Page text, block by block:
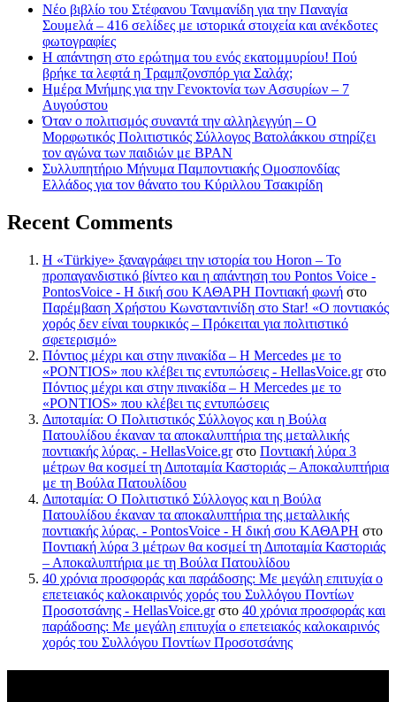
Νέο βιβλίο του Στέφανου Τανιμανίδη για την Παναγία
Σουμελά – 416 σελίδες με ιστορικά στοιχεία και ανέκδοτες
φωτογραφίες
Η απάντηση στο ερώτημα του ενός εκατομμυρίου! Πού
βρήκε τα λεφτά η Τραμπζονσπόρ για Σαλάχ;
Ημέρα Μνήμης για την Γενοκτονία των Ασσυρίων – 7
Αυγούστου
Όταν ο πολιτισμός συναντά την αλληλεγγύη – Ο
Μορφωτικός Πολιτιστικός Σύλλογος Βατολάκκου στηρίζει
τον αγώνα των παιδιών με BPAN
Συλλυπητήριο Μήνυμα Παμποντιακής Ομοσπονδίας
Ελλάδος για τον θάνατο του Κύριλλου Τσακιρίδη
Recent Comments
Η «Türkiye» ξαναγράφει την ιστορία του Horon – Το
προπαγανδιστικό βίντεο και η απάντηση του Pontos Voice -
PontosVoice - H δική σου ΚΑΘΑΡΗ Ποντιακή φωνή στο
Παρέμβαση Χρήστου Κωνσταντινίδη στο Star! «Ο ποντιακός
χορός δεν είναι τουρκικός – Πρόκειται για πολιτιστικό
σφετερισμό»
Πόντιος μέχρι και στην πινακίδα – Η Mercedes με το
«PONTIOS» που κλέβει τις εντυπώσεις - HellasVoice.grστο
Πόντιος μέχρι και στην πινακίδα – Η Mercedes με το
«PONTIOS» που κλέβει τις εντυπώσεις
Διποταμία: Ο Πολιτιστικός Σύλλογος και η Βούλα
Πατουλίδου έκαναν τα αποκαλυπτήρια της μεταλλικής
ποντιακής λύρας. - HellasVoice.grστο Ποντιακή λύρα 3
μέτρων θα κοσμεί τη Διποταμία Καστοριάς – Αποκαλυπτήρια
με τη Βούλα Πατουλίδου
Διποταμία: Ο Πολιτιστικό Σύλλογος και η Βούλα
Πατουλίδου έκαναν τα αποκαλυπτήρια της μεταλλικής
ποντιακής λύρας. - PontosVoice - H δική σου ΚΑΘΑΡΗ στο
Ποντιακή λύρα 3 μέτρων θα κοσμεί τη Διποταμία Καστοριάς
– Αποκαλυπτήρια με τη Βούλα Πατουλίδου
40 χρόνια προσφοράς και παράδοσης: Με μεγάλη επιτυχία ο
επετειακός καλοκαιρινός χορός του Συλλόγου Ποντίων
Προσοτσάνης - HellasVoice.grστο 40 χρόνια προσφοράς και
παράδοσης: Με μεγάλη επιτυχία ο επετειακός καλοκαιρινός
χορός του Συλλόγου Ποντίων Προσοτσάνης